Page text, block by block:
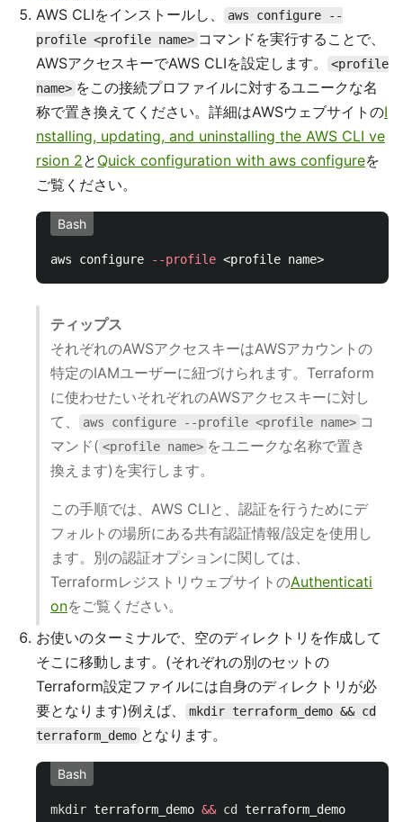
AWS CLIをインストールし、
aws configure --
profile <profile name> コマンドを実行することで、
AWSアクセスキーでAWS CLIを設定します。
<profile
name> をこの接続プロファイルに対するユニークな名
称で置き換えてください。詳細はAWSウェブサイトのI
nstalling, updating, and uninstalling the AWS CLI ve
rsion 2と Quick configuration with aws configureを
ご覧ください。
Bash
aws configure --profile
ティップス
それぞれのAWSアクセスキーはAWSアカウントの
特定のIAMユーザーに紐づけられます。Terraform
に使わせたいそれぞれのAWSアクセスキーに対し
て、
aws configure --profile <profile name> コ
マンド( <profile name> をユニークな名称で置き
換えます)を実行します。
この手順では、AWS CLIと、認証を行うためにデ
フォルトの場所にある共有認証情報/設定を使用し
ます。別の認証オプションに関しては、
TerraformレジストリウェブサイトのAuthenticati
onをご覧ください。
お使いのターミナルで、空のディレクトリを作成して
そこに移動します。(それぞれの別のセットの
Terraform設定ファイルには自身のディレクトリが必
要となります)例えば、
mkdir terraform_demo && cd
terraform_demo となります。
Bash
mkdir terraform_demo && cd